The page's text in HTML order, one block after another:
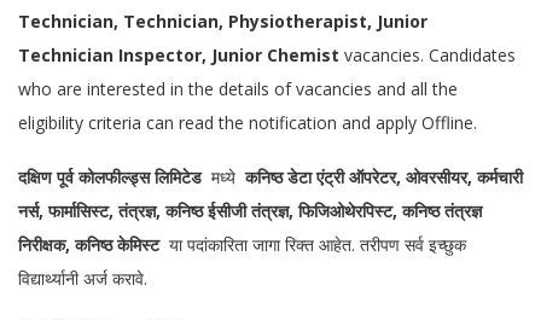
Technician, Technician, Physiotherapist, Junior
Technician Inspector, Junior Chemist vacancies. Candidates
who are interested in the details of vacancies and all the
eligibility criteria can read the notification and apply Offline.
दक्षिण पूर्व कोलफील्ड्स लिमिटेड मध्ये कनिष्ठ डेटा एंट्री ऑपरेटर, ओवरसीयर, कर्मचारी
नर्स, फार्मासिस्ट, तंत्रज्ञ, कनिष्ठ ईसीजी तंत्रज्ञ, फिजिओथेरपिस्ट, कनिष्ठ तंत्रज्ञ
निरीक्षक, कनिष्ठ केमिस्ट या पदांकारिता जागा रिक्त आहेत. तरीपण सर्व इच्छुक
विद्यार्थ्यानी अर्ज करावे.